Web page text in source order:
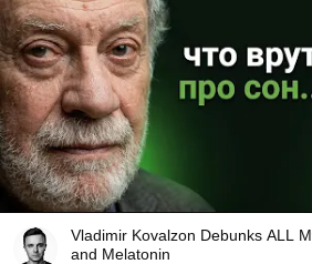
Vladimir Kovalzon Debunks ALL
and Melatonin